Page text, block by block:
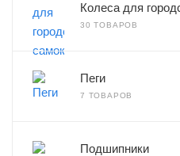
Колеса для
30 ТОВАРОВ
Пеги
7 ТОВАРОВ
Подшипники